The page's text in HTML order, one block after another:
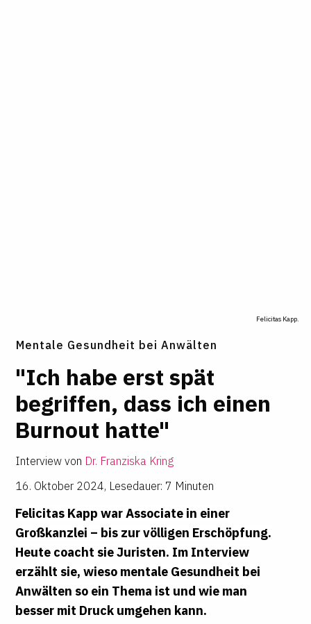
Felicitas Kapp.
Mentale Gesundheit bei Anwälten
"Ich habe erst spät
begriffen, dass ich einen
Bur­nout hatte"
Interview von Dr. Franziska Kring
16. Oktober 2024, Lesedauer: 7 Minuten
Felicitas Kapp war Associate in einer
Großkanzlei – bis zur völligen Erschöpfung.
Heute coacht sie Juristen. Im Interview
erzählt sie, wieso mentale Gesundheit bei
Anwälten so ein Thema ist und wie man
besser mit Druck umgehen kann.